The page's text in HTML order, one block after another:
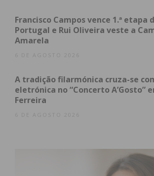
Francisco Campos vence 1.ª etapa
Portugal e Rui Oliveira veste a
Amarela
6 DE AGOSTO 2026
A tradição filarmónica cruza-se
eletrónica no “Concerto A’Gosto”
Ferreira
6 DE AGOSTO 2026